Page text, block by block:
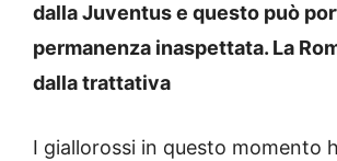
dalla Juventus e questo può
permanenza inaspettata. La
dalla trattativa
I giallorossi in questo momento